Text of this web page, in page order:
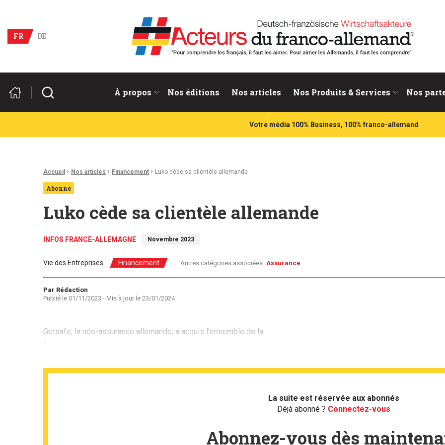
Acteurs du franco-allemand
FR
DE
À propos Nos éditions Nos articles Nos Produits & Services Nos
Rechercher
Votre média 100% Business, 100% franco-allemand
Fil d'Ariane :
Accueil › Nos articles › Financement › Luko cède sa clientèle allemande
Abonné
Luko cède sa clientèle allemande
INFOS FRANCE-ALLEMAGNE Novembre 2023
Vie des Entreprises Financement Autres catégories associées :Assurance
Auteur
Par Rédaction
Publié le 01/11/2023 - Mis à jour le 23/01/2024
Getsafe, la néo-assurance allemande, a acquis l’ensemble de la
> ...
La suite est réservée aux abonnés
Déjà abonné ? Connectez-vous
Abonnez-vous dès